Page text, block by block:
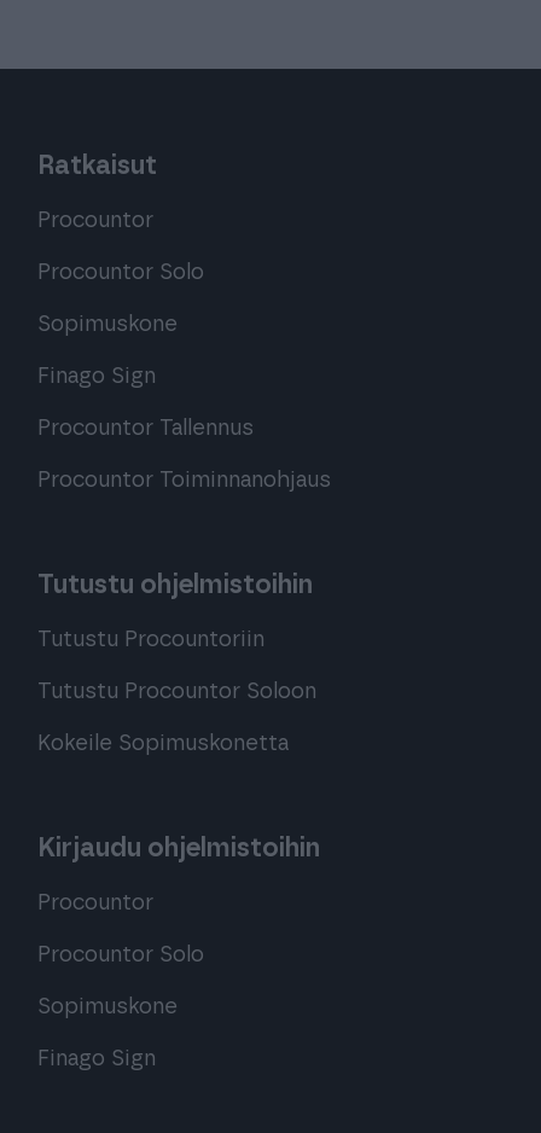
Ratkaisut
Procountor
Procountor Solo
Sopimuskone
Finago Sign
Procountor Tallennus
Procountor Toiminnanohjaus
Tutustu ohjelmistoihin
Tutustu Procountoriin
Tutustu Procountor Soloon
Kokeile Sopimuskonetta
Kirjaudu ohjelmistoihin
Procountor
Procountor Solo
Sopimuskone
Finago Sign